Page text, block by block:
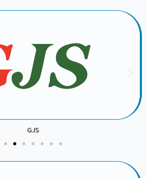
GJS